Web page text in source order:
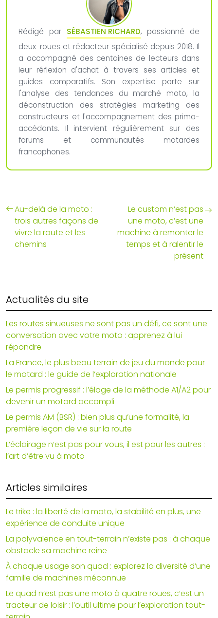
Rédigé par SÉBASTIEN RICHARD, passionné de
deux-roues et rédacteur spécialisé depuis 2018. Il
a accompagné des centaines de lecteurs dans
leur réflexion d'achat à travers ses articles et
guides comparatifs. Son expertise porte sur
l'analyse des tendances du marché moto, la
déconstruction des stratégies marketing des
constructeurs et l'accompagnement des primo-
accédants. Il intervient régulièrement sur des
forums et communautés motardes
francophones.
Au-delà de la moto :
trois autres façons de
vivre la route et les
chemins
Le custom n’est pas
une moto, c’est une
machine à remonter le
temps et à ralentir le
présent
Actualités du site
Les routes sinueuses ne sont pas un défi, ce sont une
conversation avec votre moto : apprenez à lui
répondre
La France, le plus beau terrain de jeu du monde pour
le motard : le guide de l’exploration nationale
Le permis progressif : l’éloge de la méthode A1/A2 pour
devenir un motard accompli
Le permis AM (BSR) : bien plus qu’une formalité, la
première leçon de vie sur la route
L’éclairage n’est pas pour vous, il est pour les autres :
l’art d’être vu à moto
Articles similaires
Le trike : la liberté de la moto, la stabilité en plus, une
expérience de conduite unique
La polyvalence en tout-terrain n’existe pas : à chaque
obstacle sa machine reine
À chaque usage son quad : explorez la diversité d’une
famille de machines méconnue
Le quad n’est pas une moto à quatre roues, c’est un
tracteur de loisir : l’outil ultime pour l’exploration tout-